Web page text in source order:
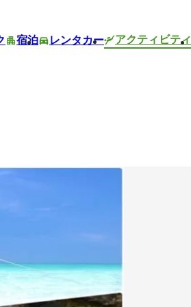
宿泊 レンタカー アクティビティ